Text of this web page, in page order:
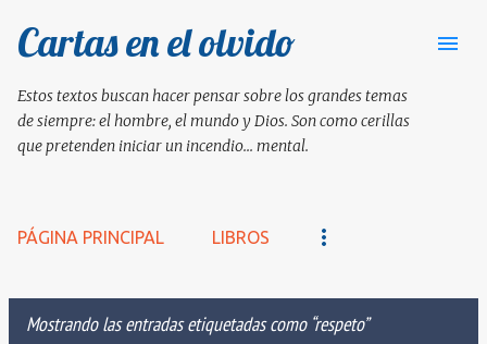
Ir al contenido principal
Cartas en el olvido
Estos textos buscan hacer pensar sobre los grandes temas
de siempre: el hombre, el mundo y Dios. Son como cerillas
que pretenden iniciar un incendio... mental.
PÁGINA PRINCIPAL LIBROS
Mostrando las entradas etiquetadas como respeto